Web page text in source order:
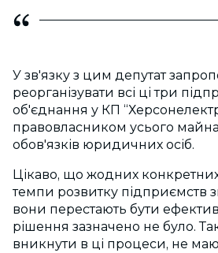
У зв'язку з цим депутат
реорганізувати всі ці три
об'єднання у КП
правовласником усього
обов'язків юридичних осіб.
Цікаво, що жодних
темпи розвитку підприємств
вони перестають бути
рішення зазначено не було.
вникнути в ці процеси, не